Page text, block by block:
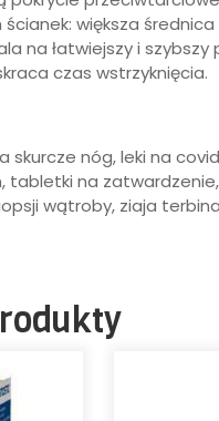
większa
na łatwiejszy i
czas wstrzyknięcia.
skurcze nóg, leki na
na
wątroby, ziaja